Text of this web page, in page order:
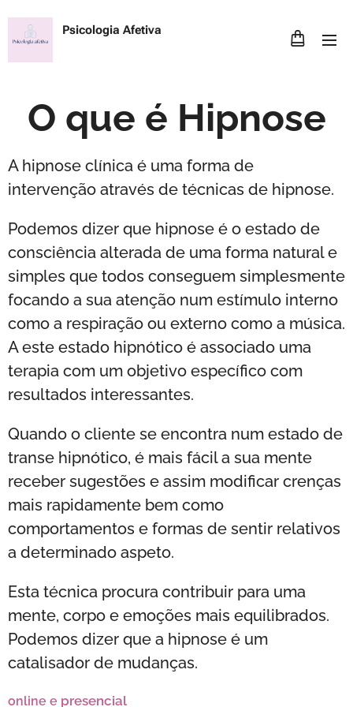
Psicologia Afetiva
O que é Hipnose
A hipnose clínica é uma forma de
intervenção através de técnicas de hipnose.
Podemos dizer que hipnose é o estado de
consciência alterada de uma forma natural e
simples que todos conseguem simplesmente
focando a sua atenção num estímulo interno
como a respiração ou externo como a música.
A este estado hipnótico é associado uma
terapia com um objetivo específico com
resultados interessantes.
Quando o cliente se encontra num estado de
transe hipnótico, é mais fácil a sua mente
receber sugestões e assim modificar crenças
mais rapidamente bem como
comportamentos e formas de sentir relativos
a determinado aspeto.
Esta técnica procura contribuir para uma
mente, corpo e emoções mais equilibrados.
Podemos dizer que a hipnose é um
catalisador de mudanças.
online e presencial